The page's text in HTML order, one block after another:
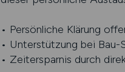
• Persönliche Klärung
• Unterstützung bei Bau-
• Zeitersparnis durch